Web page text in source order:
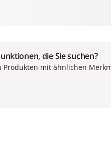
die Sie suchen?
mit ähnlichen